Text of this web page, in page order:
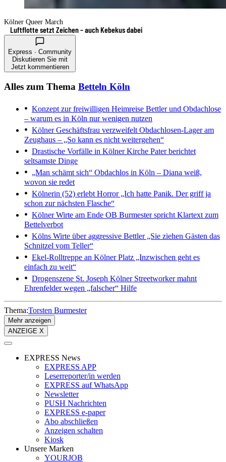
Kölner Queer March
Luftflotte setzt Zeichen – auch Kebekus dabei
Express · Community
Diskutieren Sie mit
Jetzt kommentieren
Alles zum Thema Betteln Köln
Konzept zur freiwilligen Heimreise Bettler und Obdachlose
– warum es in Köln nur wenigen nutzen
Kölner Geschäftsfrau verzweifelt Obdachlosen-Lager am
Zeughaus – „So kann es nicht weitergehen“
Drastische Vorfälle in Kölner Kirche Pater berichtet
seltsamste Dinge
„Man schämt sich“ Obdachlos in Köln – Diana weiß,
wovon sie redet
Kölnerin (52) erlebt Horror„Ich hatte Panik. Der griff ja
schon zur nächsten Flasche“
Kölner Wirte am Ende OB Burmester spricht Klartext zum
Bettelverbot
Kölns Wirte über aggressive Bettler„Sie ziehen Gästen das
Schnitzel vom Teller“
Ekel-Rolltreppe an Kölner Platz „Inzwischen geht es
einfach zu weit“
Drogenszene St. Joseph Kölner Streetworker mahnt
Ehrenfelder wegen „falscher“ Hilfe
Thema:Torsten Burmester
Mehr anzeigen
ANZEIGE X
EXPRESS News
EXPRESS APP
Leserreporter/in werden
EXPRESS auf WhatsApp
Newsletter
PUSH Nachrichten
EXPRESS e-paper
Abo abschließen
Anzeigen schalten
Kiosk
Unsere Marken
YOURJOB